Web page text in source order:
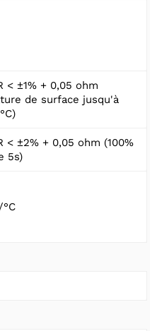
< ±1% + 0,05 ohm
de surface jusqu'à
< ±2% + 0,05 ohm (100%
5s)